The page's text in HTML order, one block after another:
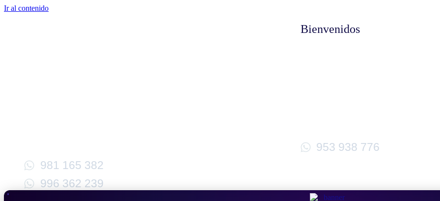
Ir al contenido
Bienvenidos
953 938 776
981 165 382
996 362 239